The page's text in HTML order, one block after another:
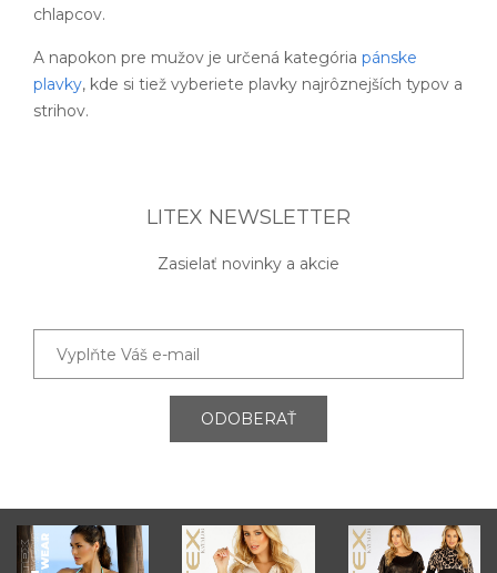
chlapcov.
A napokon pre mužov je určená kategória pánske
plavky, kde si tiež vyberiete plavky najrôznejších typov a
strihov.
LITEX NEWSLETTER
Zasielať novinky a akcie
ODOBERAŤ